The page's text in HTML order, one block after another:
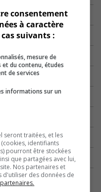
consentement
à caractère
suivants :
mesure de
du contenu, études
de services
informations sur un
seront traitées, et les
identifiants
pourront être stockées
que partagées avec lui,
Nos partenaires et
d'utiliser des données de